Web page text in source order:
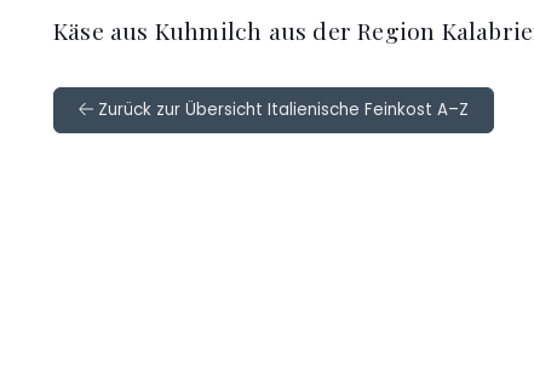
Käse aus Kuhmilch aus der Region
Zurück zur Übersicht Italienische Feinkost A–Z